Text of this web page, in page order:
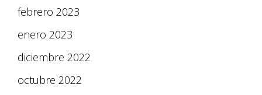
febrero 2023
enero 2023
diciembre 2022
octubre 2022